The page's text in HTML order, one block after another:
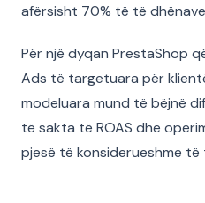
afërsisht 70% të të
Për një dyqan PrestaShop
Ads të targetuara për
modeluara mund të bëjnë
të sakta të ROAS dhe
pjesë të konsiderueshme